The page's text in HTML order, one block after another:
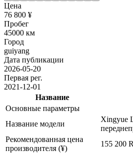
Цена
76 800 ¥
Пробег
45000 км
Город
guiyang
Дата публикации
2026-05-20
Первая рег.
2021-12-01
Название
Основные параметры
Название модели
Xingyue
Рекомендованная цена
производителя (¥)
155 200